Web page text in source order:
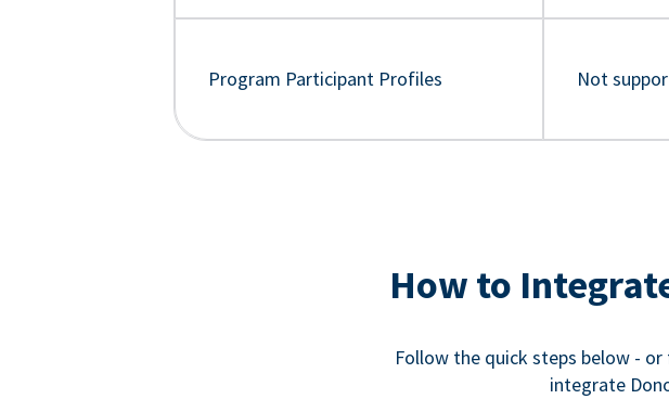
Program Participant Profiles Not
How to
Follow the quick steps below -
integrate